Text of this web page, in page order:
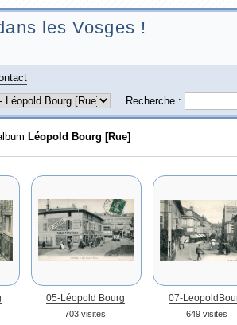
les Vosges !
Recherche:
Léopold Bourg [Rue]
05-Léopold Bourg
703 visites
07-
649 visites